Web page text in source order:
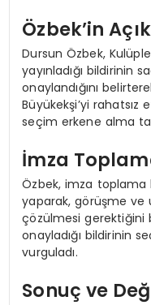
Özbek’in
Dursun Özbek,
yayınladığı bildirinin
onaylandığını
Büyükekşi’yi
seçim erkene alma
İmza
Özbek, imza
yaparak, görüşme ve
çözülmesi gerektiğini
onayladığı bildirinin
vurguladı.
Sonuç ve